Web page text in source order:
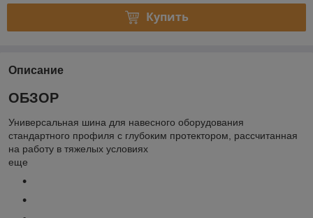
Купить
Описание
ОБЗОР
Универсальная шина для навесного оборудования
стандартного профиля с глубоким протектором, рассчитанная
на работу в тяжелых условиях
еще